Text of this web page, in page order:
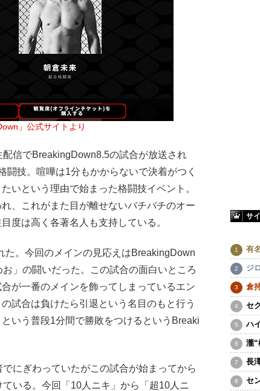
」公式サイトより
信でBreakingDown8.5の試合が放送され
闘技。喧嘩は1分もかからないで決着がつく
いという理由で始まった格闘技イベント。
、これがまた目が離せないバチバチのオー
度は高く各著名人も支持している。
。今回のメインの見応えはBreakingDown
」の闘いだった。この試合の面白いところ
が一番のメインを飾ってしまっているエン
試合は負けたら引退という名目のもと行う
いう普段1分間で勝敗をつけるというBreaki
にぎわっていたがこの試合が始まってから
いる。今回「10人ニキ」から「超10人ニ
サ
有
ジ
倉
セ
ハ
瀧“
長
セ